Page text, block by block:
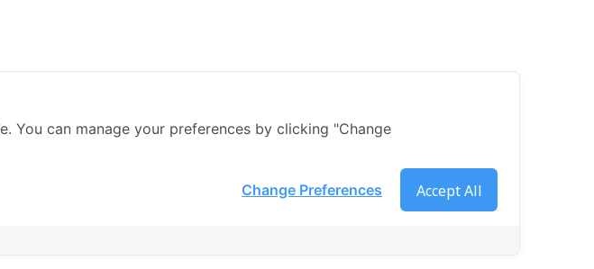
You can manage your preferences by clicking "Change
Accept All
Change Preferences